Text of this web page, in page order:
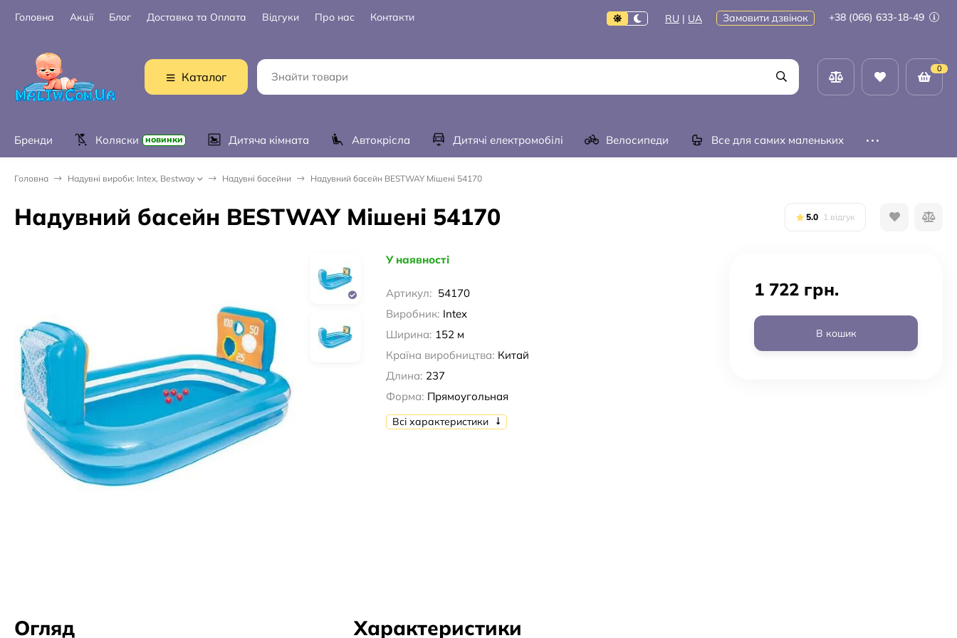
Головна Акції Блог Доставка та Оплата Відгуки Про нас Контакти RU | UA Замовити дзвінок +38 (066) 633-18-49
Каталог
0
Бренди Коляски новинки Дитяча кімната Автокрісла Дитячі електромобілі Велосипеди Все для самих маленьких
Головна Надувні вироби: Intex, Bestway Надувні басейни Надувний басейн BESTWAY Мішені 54170
Надувний басейн BESTWAY Мішені 54170 5.0 1 відгук
У наявності
Артикул: 54170
Виробник: Intex
Ширина: 152 м
Країна виробництва: Китай
Длина: 237
Форма: Прямоугольная
Всі характеристики
1 722 грн.
В кошик
Огляд
Характеристики